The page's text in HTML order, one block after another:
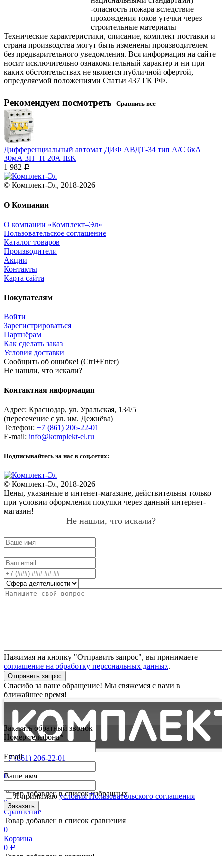
-опасность пожара вследствие
прохождения токов утечки через
строительные материалы
Технические характеристики, описание, комплект поставки и
страна производства могут быть изменены производителем
без предварительного уведомления. Вся информация на сайте
носит исключительно ознакомительный характер и ни при
каких обстоятельствах не является публичной офертой,
определяемой положениями Статьи 437 ГК РФ.
Рекомендуем посмотреть Сравнить все
Дифференциальный автомат ДИФ АВДТ-34 тип А/С 6кА
30мА 3П+Н 20А IEK
1 982 Р
© Комплект-Эл, 2018-2026
О Компании
О компании «Комплект–Эл»
Пользовательское соглашение
Каталог товаров
Производители
Акции
Контакты
Карта сайта
Покупателям
Войти
Зарегистрироваться
Партнёрам
Как сделать заказ
Условия доставки
Сообщить об ошибке! (Ctrl+Enter)
Не нашли, что искали?
Контактная информация
Адрес: Краснодар, ул. Уральская, 134/5
(пересечение с ул. им. Дежнёва)
Телефон: +7 (861) 206-22-01
E-mail: info@komplekt-el.ru
Подписывайтесь на нас в соц.сетях:
© Комплект-Эл, 2018-2026
Цены, указанные в интенет-магазине, действительны только
при условии оформления покупки через данный интернет-
магазин!
Не нашли, что искали?
Нажимая на кнопку "Отправить запрос", вы принимаете
соглашение на обработку персональных данных.
Отправить запрос
Спасибо за ваше обращение! Мы свяжемся с вами в
ближайшее время!
+7 (861) 206-22-01
0
Товар добавлен в список избранных
0
Сравнение
Товар добавлен в список сравнения
0
Корзина
0 Р
Заказать обратный звонок
Номер телефона*
Email
Ваше имя
Я принимаюусловия Пользовательского соглашения